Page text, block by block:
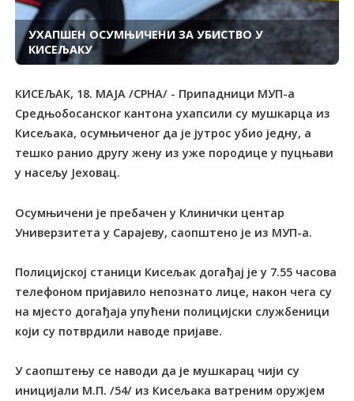
УХАПШЕН ОСУМЊИЧЕНИ ЗА УБИСТВО У
КИСЕЉАКУ
КИСЕЉАК, 18. МАЈА /СРНА/ - Припадници МУП-а
Средњобосанског кантона ухапсили су мушкарца из
Кисељака, осумњиченог да је јутрос убио једну, а
тешко ранио другу жену из уже породице у пуцњави
у насељу Јеховац.
Осумњичени је пребачен у Клинички центар
Универзитета у Сарајеву, саопштено је из МУП-а.
Полицијској станици Кисељак догађај је у 7.55 часова
телефоном пријавило непознато лице, након чега су
на мјесто догађаја упућени полицијски службеници
који су потврдили наводе пријаве.
У саопштењу се наводи да је мушкарац чији су
иницијали М.П. /54/ из Кисељака ватреним оружјем